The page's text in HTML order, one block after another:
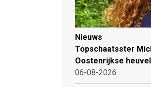
Nieuws
Topschaatsster
Oostenrijkse
06-08-2026